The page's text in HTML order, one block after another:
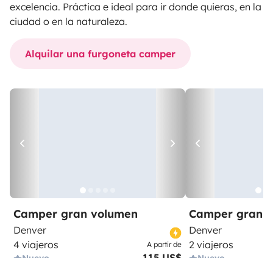
excelencia. Práctica e ideal para ir donde quieras, en la
ciudad o en la naturaleza.
Alquilar una furgoneta camper
Camper gran volumen
Denver
4 viajeros
A partir de
Camper gran
Denver
2 viajeros